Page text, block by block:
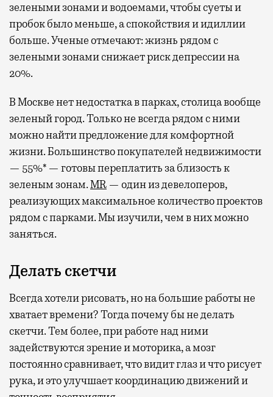
зелеными зонами и водоемами, чтобы суеты и
пробок было меньше, а спокойствия и идиллии
больше. Ученые отмечают: жизнь рядом с
зелеными зонами снижает риск депрессии на
20%.
В Москве нет недостатка в парках, столица вообще
зеленый город. Только не всегда рядом с ними
можно найти предложение для комфортной
жизни. Большинство покупателей недвижимости
— 55%* — готовы переплатить за близость к
зеленым зонам.MR — один из девелоперов,
реализующих максимальное количество проектов
рядом с парками. Мы изучили, чем в них можно
заняться.
Делать скетчи
Всегда хотели рисовать, но на большие работы не
хватает времени? Тогда почему бы не делать
скетчи. Тем более, при работе над ними
задействуются зрение и моторика, а мозг
постоянно сравнивает, что видит глаз и что рисует
рука, и это улучшает координацию движений и